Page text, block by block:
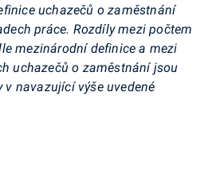
uchazečů o zaměstnání
práce. Rozdíly mezi počtem
mezinárodní definice a mezi
uchazečů o zaměstnání jsou
v navazující výše uvedené